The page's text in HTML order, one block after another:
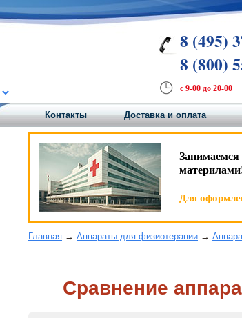
8 (495)
8 (800)
с 9-00 до 20-00
Контакты Доставка и оплата
Для
Главная → Аппараты для физиотерапии →
Сравнение